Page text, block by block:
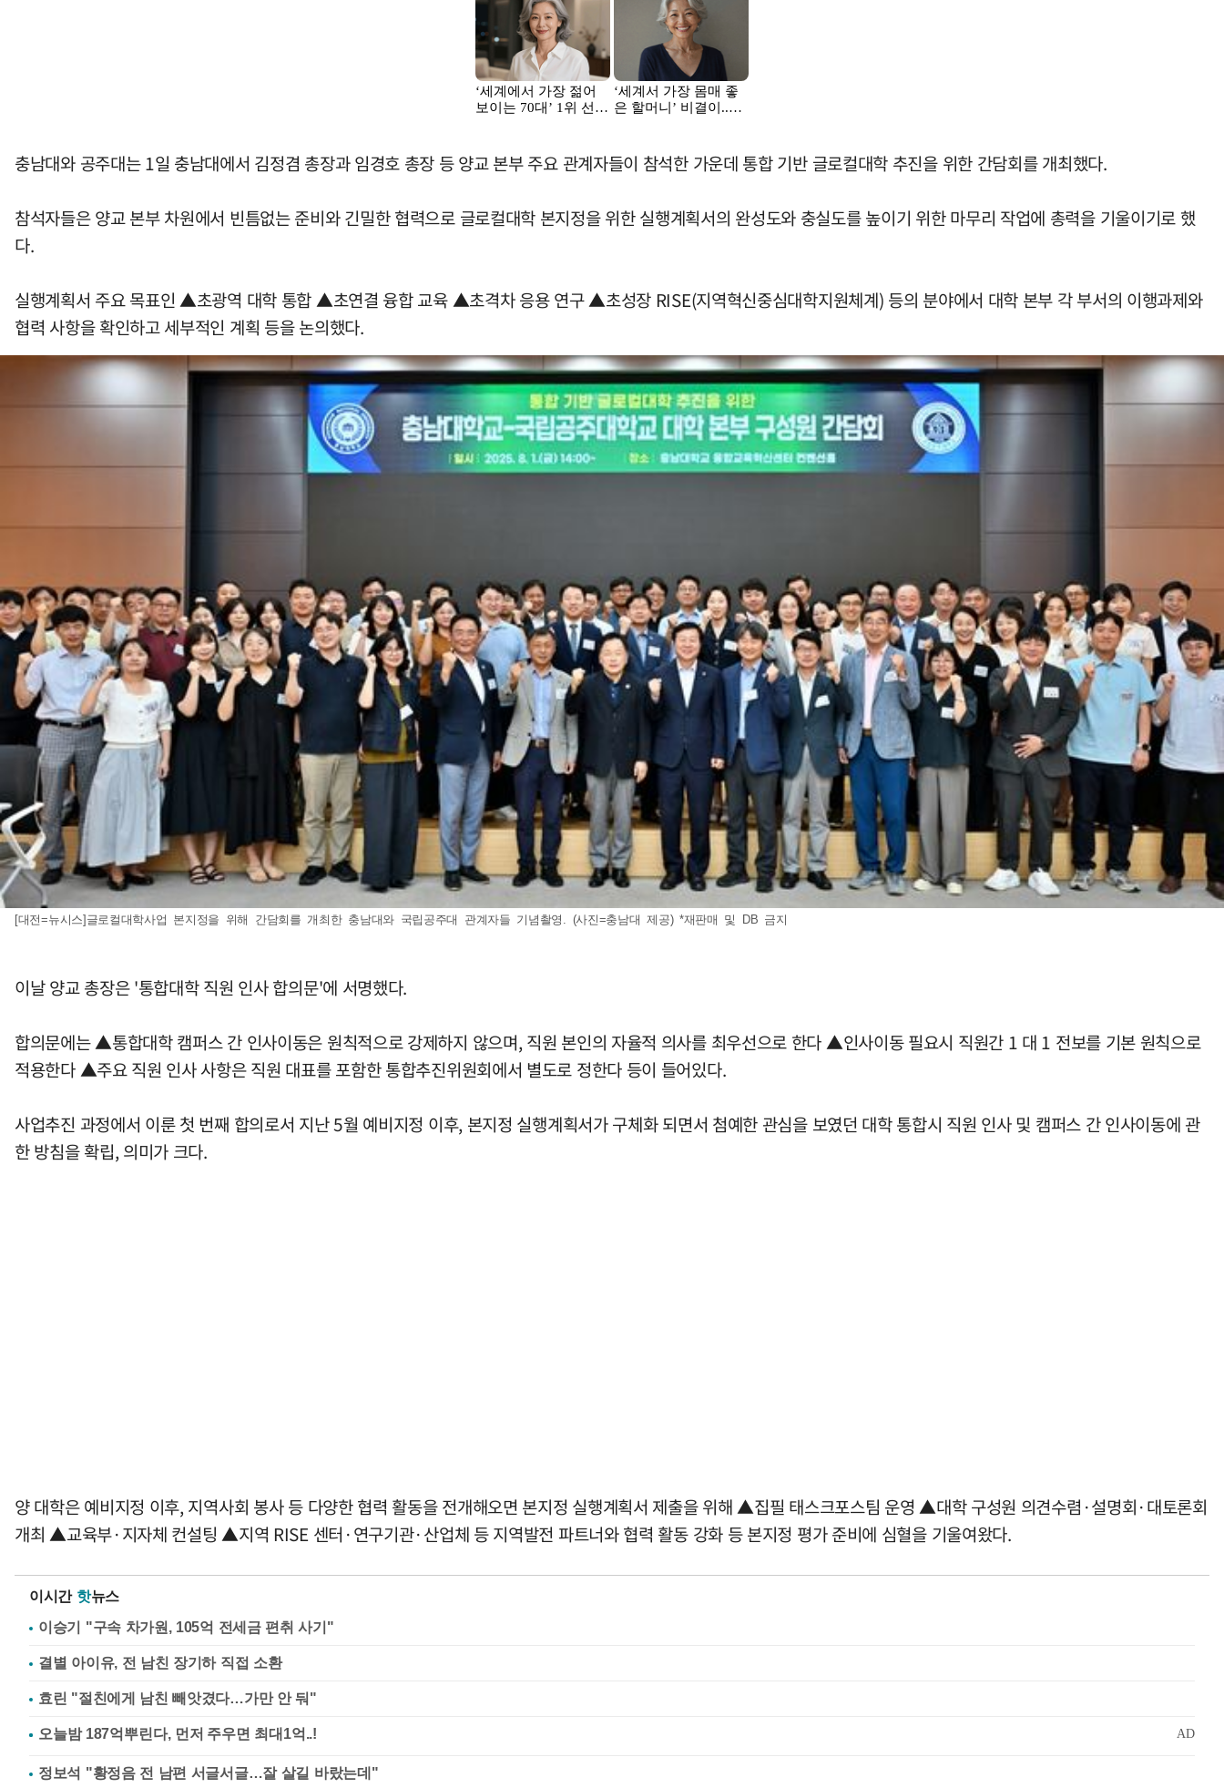
충남대와 공주대는 1일 충남대에서 김정겸 총장과 임경호 총장 등 양교 본부 주요 관계자들이 참석한 가운데 통합 기반 글로컬대학 추진을 위한 간담회를 개최했다.
참석자들은 양교 본부 차원에서 빈틈없는 준비와 긴밀한 협력으로 글로컬대학 본지정을 위한 실행계획서의 완성도와 충실도를 높이기 위한 마무리 작업에 총력을 기울이기로 했
다.
실행계획서 주요 목표인 ▲초광역 대학 통합 ▲초연결 융합 교육 ▲초격차 응용 연구 ▲초성장 RISE(지역혁신중심대학지원체계) 등의 분야에서 대학 본부 각 부서의 이행과제와
협력 사항을 확인하고 세부적인 계획 등을 논의했다.
[대전=뉴시스]글로컬대학사업 본지정을 위해 간담회를 개최한 충남대와 국립공주대 관계자들 기념촬영. (사진=충남대 제공) *재판매 및 DB 금지
이날 양교 총장은 '통합대학 직원 인사 합의문'에 서명했다.
합의문에는 ▲통합대학 캠퍼스 간 인사이동은 원칙적으로 강제하지 않으며, 직원 본인의 자율적 의사를 최우선으로 한다 ▲인사이동 필요시 직원간 1 대 1 전보를 기본 원칙으로
적용한다 ▲주요 직원 인사 사항은 직원 대표를 포함한 통합추진위원회에서 별도로 정한다 등이 들어있다.
사업추진 과정에서 이룬 첫 번째 합의로서 지난 5월 예비지정 이후, 본지정 실행계획서가 구체화 되면서 첨예한 관심을 보였던 대학 통합시 직원 인사 및 캠퍼스 간 인사이동에 관
한 방침을 확립, 의미가 크다.
양 대학은 예비지정 이후, 지역사회 봉사 등 다양한 협력 활동을 전개해오면 본지정 실행계획서 제출을 위해 ▲집필 태스크포스팀 운영 ▲대학 구성원 의견수렴·설명회·대토론회
개최 ▲교육부·지자체 컨설팅 ▲지역 RISE 센터·연구기관·산업체 등 지역발전 파트너와 협력 활동 강화 등 본지정 평가 준비에 심혈을 기울여왔다.
이시간 핫뉴스
이승기 "구속 차가원, 105억 전세금 편취 사기"
결별 아이유, 전 남친 장기하 직접 소환
효린 "절친에게 남친 빼앗겼다…가만 안 둬"
정보석 "황정음 전 남편 서글서글…잘 살길 바랐는데"